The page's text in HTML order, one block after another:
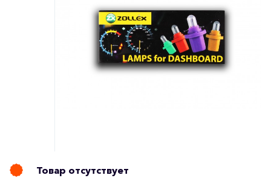
Товар отсутствует